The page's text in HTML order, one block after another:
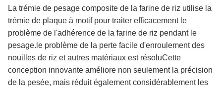
La trémie de pesage composite de la farine de riz utilise la
trémie de plaque à motif pour traiter efficacement le
problème de l'adhérence de la farine de riz pendant le
pesage.le problème de la perte facile d'enroulement des
nouilles de riz et autres matériaux est résoluCette
conception innovante améliore non seulement la précision
de la pesée, mais réduit également considérablement les